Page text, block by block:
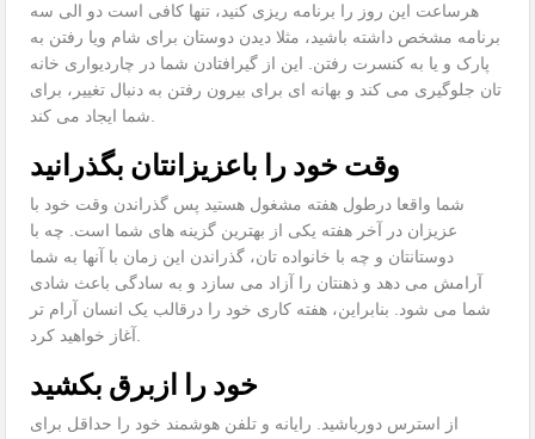
هرساعت این روز را برنامه ریزی کنید، تنها کافی است دو الی سه
برنامه مشخص داشته باشید، مثلا دیدن دوستان برای شام ویا رفتن به
پارک و یا به کنسرت رفتن. این از گیرافتادن شما در چاردیواری خانه
تان جلوگیری می کند و بهانه ای برای بیرون رفتن به دنبال تغییر، برای
وقت خود را باعزیزانتان بگذرانید
شما واقعا درطول هفته مشغول هستید پس گذراندن وقت خود با
عزیزان در آخر هفته یکی از بهترین گزینه های شما است. چه با
دوستانتان و چه با خانواده تان، گذراندن این زمان با آنها به شما
آرامش می دهد و ذهنتان را آزاد می سازد و به سادگی باعث شادی
شما می شود. بنابراین، هفته کاری خود را درقالب یک انسان آرام تر
خود را ازبرق بکشید
از استرس دورباشید. رایانه و تلفن هوشمند خود را حداقل برای